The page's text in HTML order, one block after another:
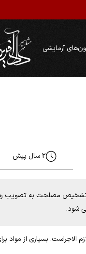
آزمایشی
2 سال پیش
الاجراست. بسیاری از مواد